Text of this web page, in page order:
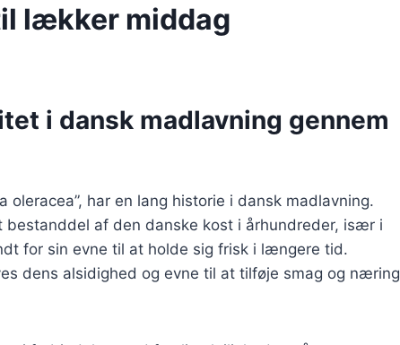
lækker middag
i dansk madlavning gennem
oleracea”, har en lang historie i dansk madlavning.
af den danske kost i århundreder, især i
for sin evne til at holde sig frisk i længere tid.
dens alsidighed og evne til at tilføje smag og næring